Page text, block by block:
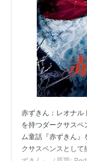
トディレクター
スラッシュ!!<未>
赤ずきん：レオナル
を持つダークサスペ
ム童話『赤ずきん』
クサスペンスとし